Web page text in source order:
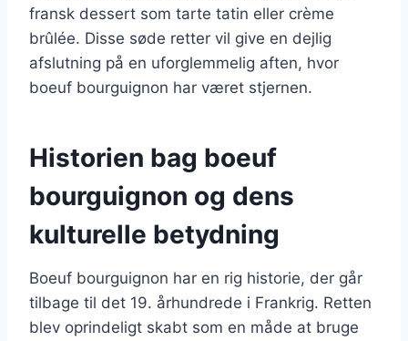
fransk dessert som tarte tatin eller crème
brûlée. Disse søde retter vil give en dejlig
afslutning på en uforglemmelig aften, hvor
boeuf bourguignon har været stjernen.
Historien bag boeuf
bourguignon og dens
kulturelle betydning
Boeuf bourguignon har en rig historie, der går
tilbage til det 19. århundrede i Frankrig. Retten
blev oprindeligt skabt som en måde at bruge